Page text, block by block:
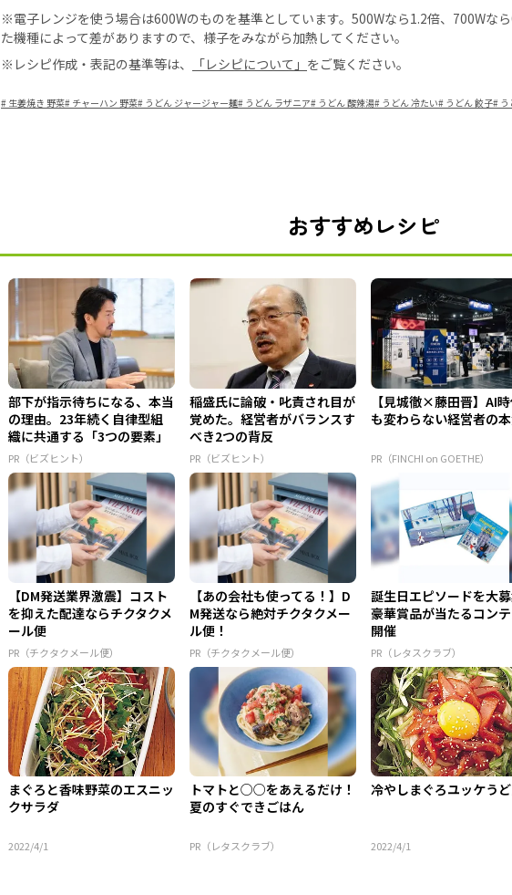
※電子レンジを使う場合は600Wのものを基準としています。500Wなら1.2倍、700Wな
た機種によって差がありますので、様子をみながら加熱してください。
※レシピ作成・表記の基準等は、
「レシピについて」 をご覧ください。
# 生姜焼き 野菜# チャーハン 野菜# うどん ジャージャー麺# うどん ラザニア# うどん 酸辣湯# うどん 冷たい# うどん 餃子# う
おすすめレシピ
部下が指示待ちになる、本当
の理由。23年続く自律型組
織に共通する「3つの要素」
PR（ビズヒント）
稲盛氏に論破・叱責され目が
覚めた。経営者がバランスす
べき2つの背反
PR（ビズヒント）
【見城徹×藤田晋】AI
も変わらない経営者の
PR（FINCHI on GOETHE）
【DM発送業界激震】コスト
を抑えた配達ならチクタクメ
ール便
PR（チクタクメール便）
【あの会社も使ってる！】D
M発送なら絶対チクタクメー
ル便！
PR（チクタクメール便）
誕生日エピソードを大募
豪華賞品が当たるコン
開催
PR（レタスクラブ）
まぐろと香味野菜のエスニッ
クサラダ
2022/4/1
トマトと○○をあえるだけ！
夏のすぐできごはん
PR（レタスクラブ）
冷やしまぐろユッケう
2022/4/1